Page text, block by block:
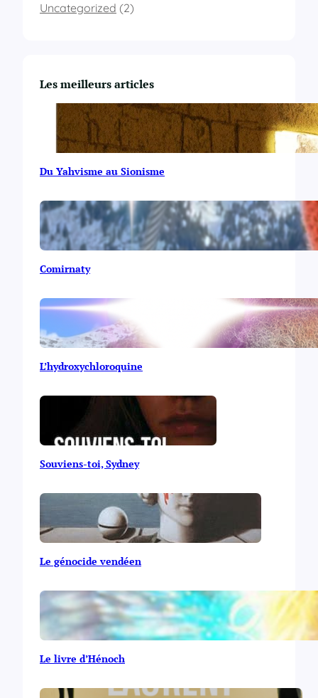
Uncategorized (2)
Les meilleurs articles
Du Yahvisme au Sionisme
Comirnaty
L’hydroxychloroquine
Souviens-toi, Sydney
Le génocide vendéen
Le livre d’Hénoch